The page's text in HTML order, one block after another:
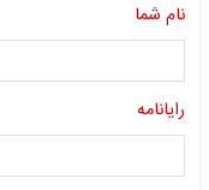
نام شما
رایانامه